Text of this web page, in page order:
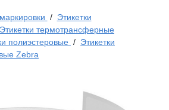
/ Этикетки
Этикетки термотрансферные
полиэстеровые / Этикетки
Zebra